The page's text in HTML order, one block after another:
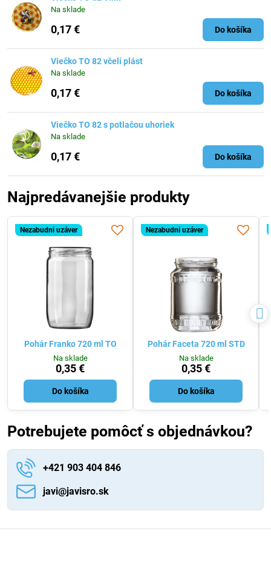
Na sklade
0,17 € Do košíka
Viečko TO 82 včelí plást
Na sklade
0,17 € Do košíka
Viečko TO 82 s potlačou uhoriek
Na sklade
0,17 € Do košíka
Najpredávanejšie produkty
Nezabudni uzáver
Pohár Franko 720 ml TO
Na sklade
0,35 €
Do košíka
Nezabudni uzáver
Pohár Faceta 720 ml STD
Na sklade
0,35 €
Do košíka
Potrebujete pomôcť s objednávkou?
+421 903 404 846
javi​@javisro​.sk